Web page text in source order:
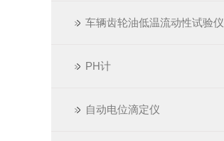
车辆齿轮油低温流动性试验仪
PH计
自动电位滴定仪